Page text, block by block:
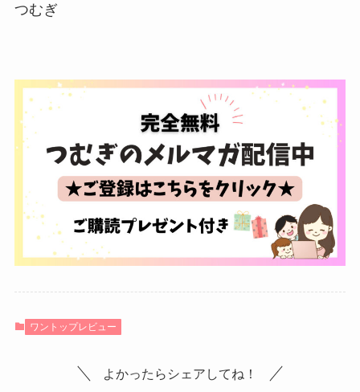
つむぎ
ワントップレビュー
よかったらシェアしてね！